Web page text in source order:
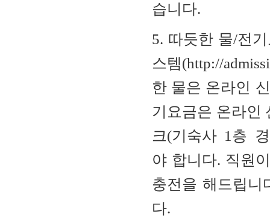
습니다.
5. 따듯한 물/전
스템(http://
한 물은 온라인
기요금은 온라인
크(기숙사 1 층
야 합니다. 직원
충전을해드립니
다.